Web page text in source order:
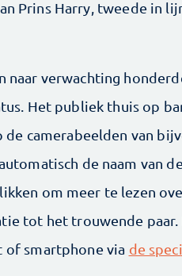
Prins Harry, tweede in
verwachting
Het publiek thuis op
camerabeelden van
de naam van
om meer te lezen
tot het trouwende
of smartphone via de